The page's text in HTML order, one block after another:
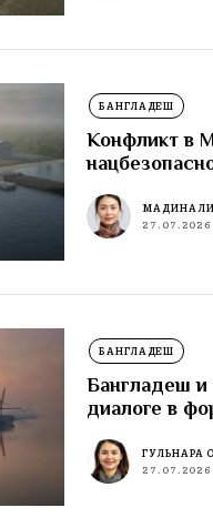
БАНГЛАДЕШ
Конфликт в
МАДИНА ЛИ
27.07.2026
БАНГЛАДЕШ
Бангладеш и
диалоге в
ГУЛЬНАРА
27.07.2026